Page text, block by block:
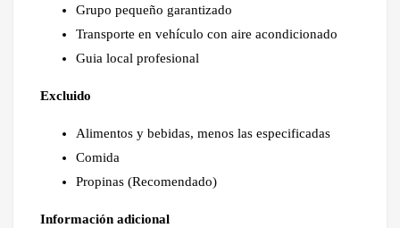
Grupo pequeño garantizado
Transporte en vehículo con aire acondicionado
Guia local profesional
Excluido
Alimentos y bebidas, menos las especificadas
Comida
Propinas (Recomendado)
Información adicional